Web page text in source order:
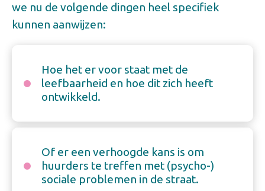
we nu de volgende dingen heel specifiek
kunnen aanwijzen:
Hoe het er voor staat met de
leefbaarheid en hoe dit zich heeft
ontwikkeld.
Of er een verhoogde kans is om
huurders te treffen met (psycho-)
sociale problemen in de straat.